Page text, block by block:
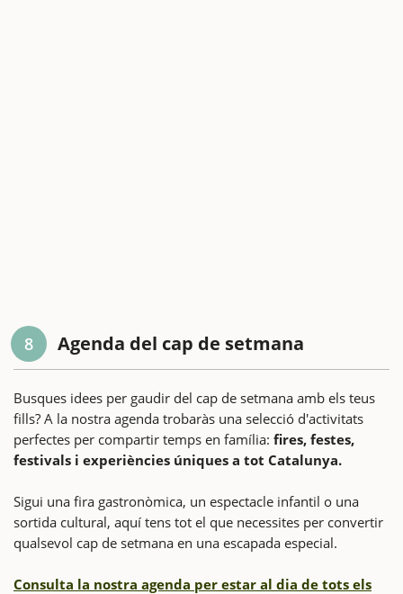
8 Agenda del cap de setmana
Busques idees per gaudir del cap de setmana amb els teus
fills? A la nostra agenda trobaràs una selecció d'activitats
perfectes per compartir temps en família: fires, festes,
festivals i experiències úniques a tot Catalunya.
Sigui una fira gastronòmica, un espectacle infantil o una
sortida cultural, aquí tens tot el que necessites per convertir
qualsevol cap de setmana en una escapada especial.
Consulta la nostra agenda per estar al dia de tots els